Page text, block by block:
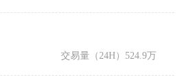
交易量（24H） 524.9万